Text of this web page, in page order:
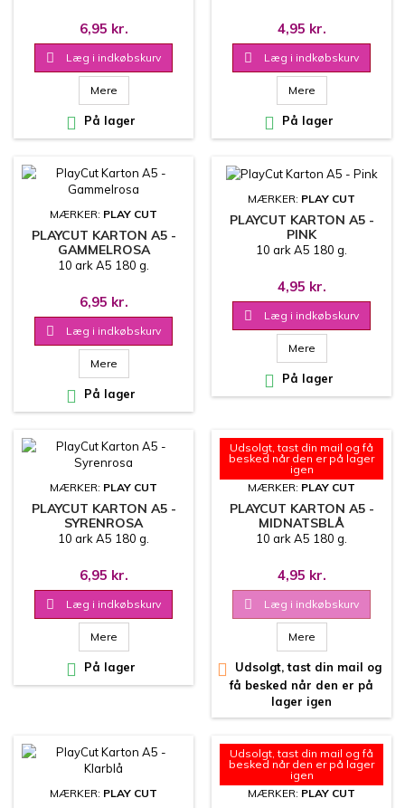
6,95 kr.
 Læg i indkøbskurv
Mere
 På lager
4,95 kr.
 Læg i indkøbskurv
Mere
 På lager
MÆRKER: PLAY CUT
PLAYCUT KARTON A5 -
GAMMELROSA
10 ark A5 180 g.
6,95 kr.
 Læg i indkøbskurv
Mere
 På lager
MÆRKER: PLAY CUT
PLAYCUT KARTON A5 -
PINK
10 ark A5 180 g.
4,95 kr.
 Læg i indkøbskurv
Mere
 På lager
MÆRKER: PLAY CUT
PLAYCUT KARTON A5 -
SYRENROSA
10 ark A5 180 g.
6,95 kr.
 Læg i indkøbskurv
Mere
 På lager
Udsolgt, tast din mail og få
besked når den er på lager
igen
MÆRKER: PLAY CUT
PLAYCUT KARTON A5 -
MIDNATSBLÅ
10 ark A5 180 g.
4,95 kr.
 Læg i indkøbskurv
Mere

Udsolgt, tast din mail og
få besked når den er på
lager igen
MÆRKER: PLAY CUT
Udsolgt, tast din mail og få
besked når den er på lager
igen
MÆRKER: PLAY CUT